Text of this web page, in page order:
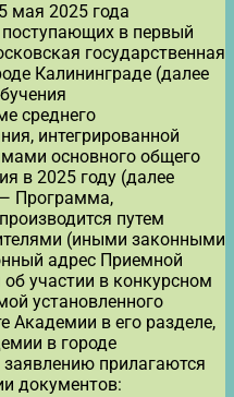
мая 2025 года
поступающих в первый
государственная
Калининграде (далее
среднего
интегрированной
основного общего
в 2025 году (далее
— Программа,
путем
(иными законными
адрес Приемной
участии в конкурсном
установленного
Академии в его разделе,
в городе
прилагаются
документов: